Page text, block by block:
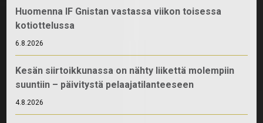
Huomenna IF Gnistan vastassa viikon toisessa
kotiottelussa
6.8.2026
Kesän siirtoikkunassa on nähty liikettä molempiin
suuntiin – päivitystä pelaajatilanteeseen
4.8.2026